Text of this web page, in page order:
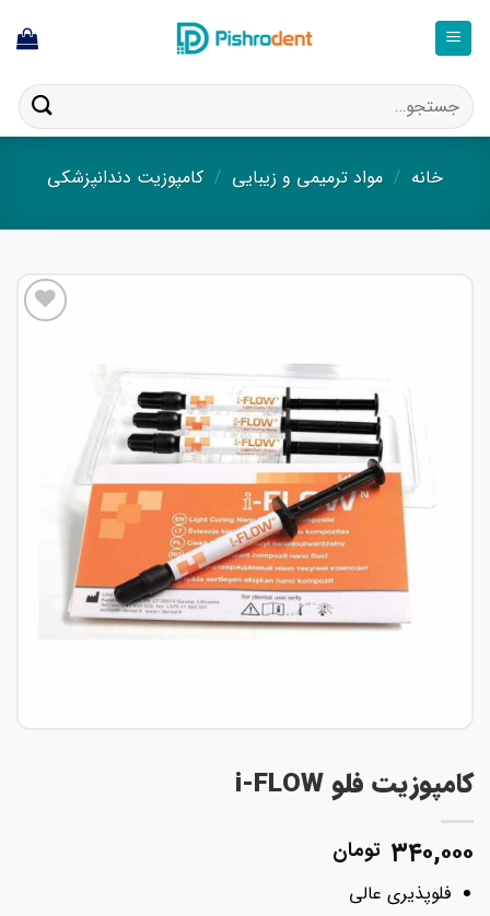
جستجو
برای:
خانه / مواد ترمیمی و زیبایی / کامپوزیت دندانپزشکی
کامپوزیت فلو i-FLOW
۳۴۰,۰۰۰ تومان
فلوپذیری عالی